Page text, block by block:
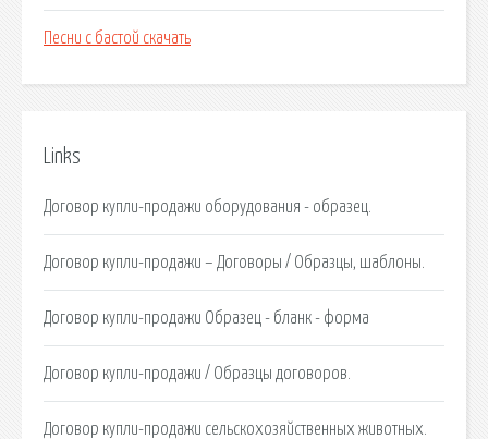
Песни с бастой скачать
Links
Договор купли-продажи оборудования - образец.
Договор купли-продажи – Договоры / Образцы, шаблоны.
Договор купли-продажи Образец - бланк - форма
Договор купли-продажи / Образцы договоров.
Договор купли-продажи сельскохозяйственных животных.